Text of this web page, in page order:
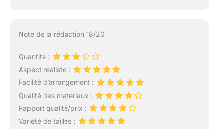
Note de la rédaction 18/20
Quantité :
Aspect réaliste :
Facilité d’arrangement :
Qualité des matériaux :
Rapport qualité/prix :
Variété de tailles :